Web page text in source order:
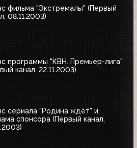
фильма "Экстремалы" (Первый
08.11.2003)
программы "КВН. Премьер-лига"
канал, 22.11.2003)
сериала "Родина ждёт" и
спонсора (Первый канал,